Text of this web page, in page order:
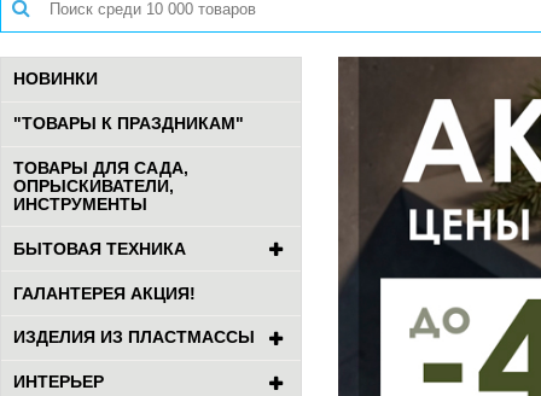
НОВИНКИ
"ТОВАРЫ К ПРАЗДНИКАМ"
ТОВАРЫ ДЛЯ САДА,
ОПРЫСКИВАТЕЛИ,
ИНСТРУМЕНТЫ
БЫТОВАЯ ТЕХНИКА
ГАЛАНТЕРЕЯ АКЦИЯ!
ИЗДЕЛИЯ ИЗ ПЛАСТМАССЫ
ИНТЕРЬЕР